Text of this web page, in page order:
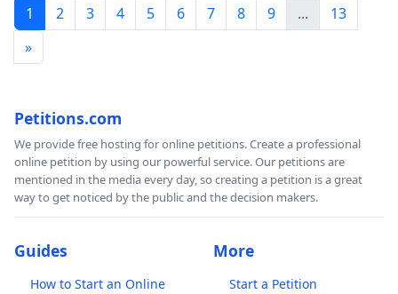
1 2 3 4 5 6 7 8 9 ...
13
»
Petitions.com
We provide free hosting for online petitions. Create a professional
online petition by using our powerful service. Our petitions are
mentioned in the media every day, so creating a petition is a great
way to get noticed by the public and the decision makers.
Guides
How to Start an Online
More
Start a Petition